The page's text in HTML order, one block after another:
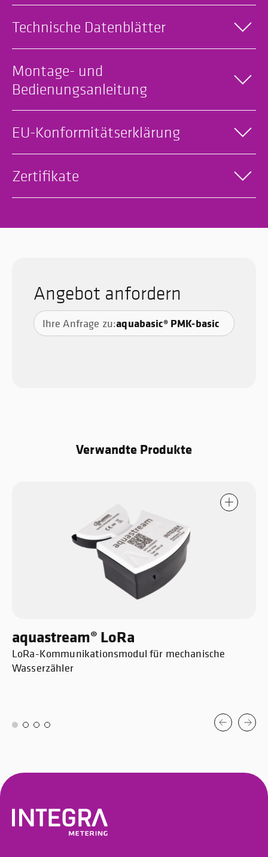
Technische Datenblätter
Montage- und
Bedienungsanleitung
EU-Konformitätserklärung
Zertifikate
Angebot anfordern
Ihre Anfrage zu:aquabasic® PMK-basic
Verwandte Produkte
aquastream® LoRa
LoRa-Kommunikationsmodul für mechanische
Wasserzähler